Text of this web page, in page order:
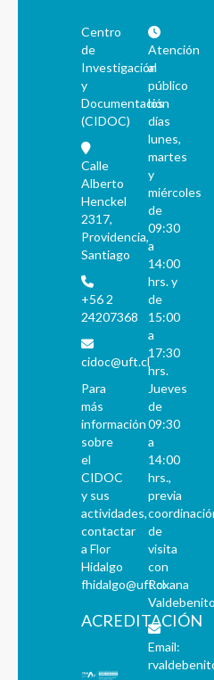
Centro
de
Investigación
y
Documentación
(CIDOC)
Calle
Alberto
Henckel
2317,
Providencia,
Santiago
+56 2
24207368
cidoc@uft.cl
Para
más
información
sobre
el
CIDOC
y sus
actividades,
contactar
a Flor
Hidalgo
fhidalgo@uft.cl
ACREDITACIÓN
Atención
al
público
los
días
lunes,
martes
y
miércoles
de
09:30
a
14:00
hrs. y
de
15:00
a
17:30
hrs.
Jueves
de
09:30
a
14:00
hrs.,
previa
de
visita
con
Roxana
Email: